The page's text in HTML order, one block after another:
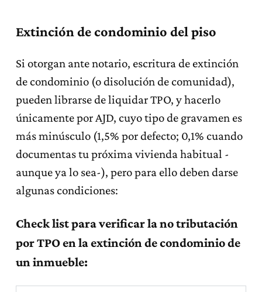
Extinción de condominio del piso
Si otorgan ante notario, escritura de extinción
de condominio (o disolución de comunidad),
pueden librarse de liquidar TPO, y hacerlo
únicamente por AJD, cuyo tipo de gravamen es
más minúsculo (1,5% por defecto; 0,1% cuando
documentas tu próxima vivienda habitual -
aunque ya lo sea-), pero para ello deben darse
algunas condiciones:
Check list para verificar la no tributación
por TPO en la extinción de condominio de
un inmueble: